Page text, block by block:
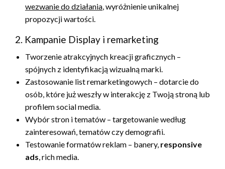
wezwanie do działania, wyróżnienie unikalnej
propozycji wartości.
2. Kampanie Display i remarketing
Tworzenie atrakcyjnych kreacji graficznych –
spójnych z identyfikacją wizualną marki.
Zastosowanie list remarketingowych – dotarcie do
osób, które już weszły w interakcję z Twoją stroną lub
profilem social media.
Wybór stron i tematów – targetowanie według
zainteresowań, tematów czy demografii.
Testowanie formatów reklam – banery, responsive
ads, rich media.